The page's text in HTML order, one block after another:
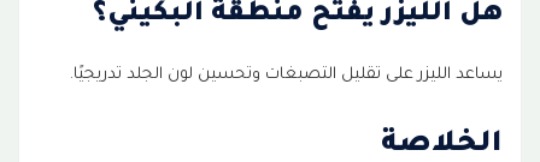
هل الليزر يفتح منطقة البكيني؟
يساعد الليزر على تقليل التصبغات وتحسين لون الجلد تدريجيًا.
الخلاصة